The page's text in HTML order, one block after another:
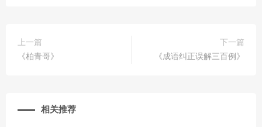
上一篇
《柏青哥》
下一篇
《成语纠正误解三百例》
相关推荐